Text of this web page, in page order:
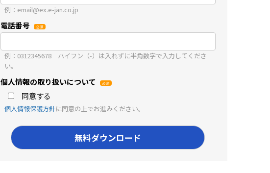
例：email@ex.e-jan.co.jp
電話番号
例：0312345678 ハイフン（-）は入れずに半角数字で入力してくださ
い。
個人情報の取り扱いについて
同意する
個人情報保護方針に同意の上でお進みください。